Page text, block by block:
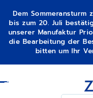
Dem Sommeransturm
bis zum 20. Juli
unserer Manufaktur
die Bearbeitung der
bitten um Ihr